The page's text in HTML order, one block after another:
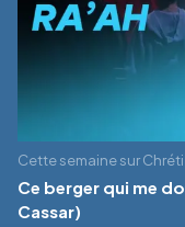
Cette semaine sur
Ce berger qui me
Cassar)